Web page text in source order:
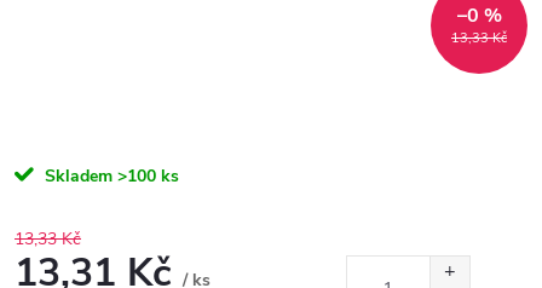
13,33 Kč
–0 %
Skladem >100 ks
13,33 Kč
13,31 Kč / ks